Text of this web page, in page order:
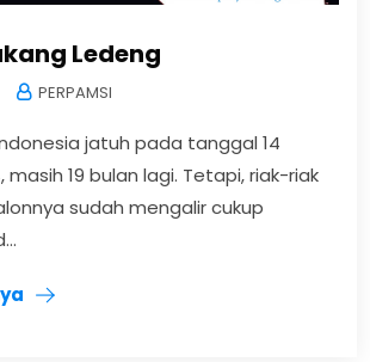
Ledeng
PERPAMSI
jatuh pada tanggal 14
masih 19 bulan lagi. Tetapi, riak-riak
sudah mengalir cukup